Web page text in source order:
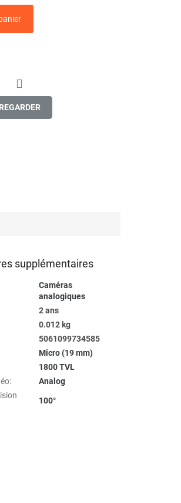
REGARDER
supplémentaires
Caméras
analogiques
2 ans
0.012 kg
5061099734585
Micro (19 mm)
1800 TVL
:
Analog
100°